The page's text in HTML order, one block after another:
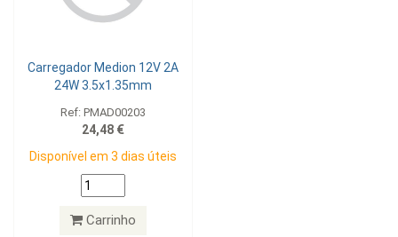
Carregador Medion 12V 2A
24W 3.5x1.35mm
Ref: PMAD00203
24,48 €
Disponível em 3 dias úteis
Carrinho